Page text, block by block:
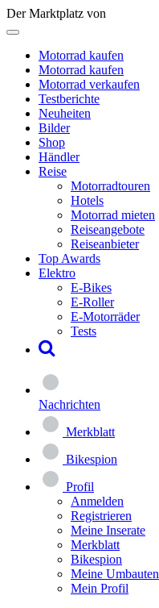
Der Marktplatz von
Motorrad kaufen
Motorrad kaufen
Motorrad verkaufen
Testberichte
Neuheiten
Bilder
Shop
Händler
Reise
Motorradtouren
Hotels
Motorrad mieten
Reiseangebote
Reiseanbieter
Top Awards
Elektro
E-Bikes
E-Roller
E-Motorräder
Tests
Nachrichten
Merkblatt
Bikespion
Profil
Anmelden
Registrieren
Meine Inserate
Merkblatt
Bikespion
Meine Umbauten
Mein Profil